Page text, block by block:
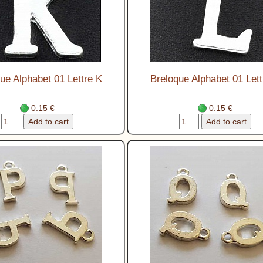
Alphabet 01 Lettre K
0.15 €
Breloque Alphabet 01
0.15 €